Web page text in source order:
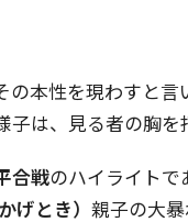
の本性を現わすと
は、見る者の胸を
合戦のハイライトで
げとき） 親子の大